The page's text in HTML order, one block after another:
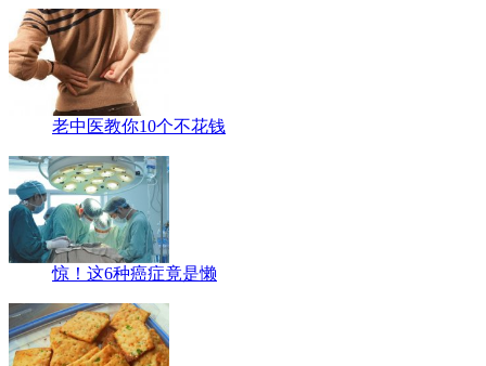
老中医教你10个不花钱
惊！这6种癌症竟是懒